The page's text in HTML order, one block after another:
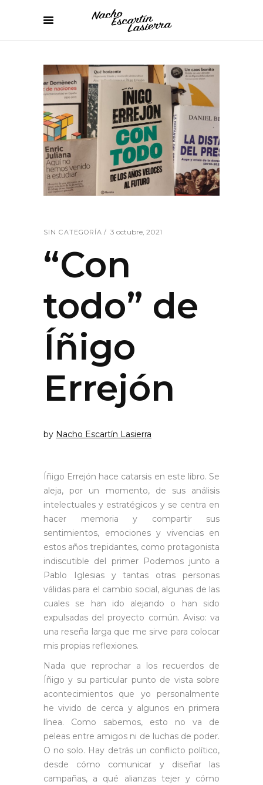
SIN CATEGORÍA 3 octubre, 2021
“Con
todo” de
Íñigo
Errejón
by Nacho Escartín Lasierra
Íñigo Errejón hace catarsis en este libro. Se
aleja, por un momento, de sus análisis
intelectuales y estratégicos y se centra en
hacer memoria y compartir sus
sentimientos, emociones y vivencias en
estos años trepidantes, como protagonista
indiscutible del primer Podemos junto a
Pablo Iglesias y tantas otras personas
válidas para el cambio social, algunas de las
cuales se han ido alejando o han sido
expulsadas del proyecto común. Aviso: va
una reseña larga que me sirve para colocar
mis propias reflexiones.
Nada que reprochar a los recuerdos de
Íñigo y su particular punto de vista sobre
acontecimientos que yo personalmente
he vivido de cerca y algunos en primera
línea. Como sabemos, esto no va de
peleas entre amigos ni de luchas de poder.
O no solo. Hay detrás un conflicto político,
desde cómo comunicar y diseñar las
campañas, a qué alianzas tejer y cómo